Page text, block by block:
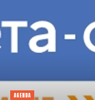
AGENDA